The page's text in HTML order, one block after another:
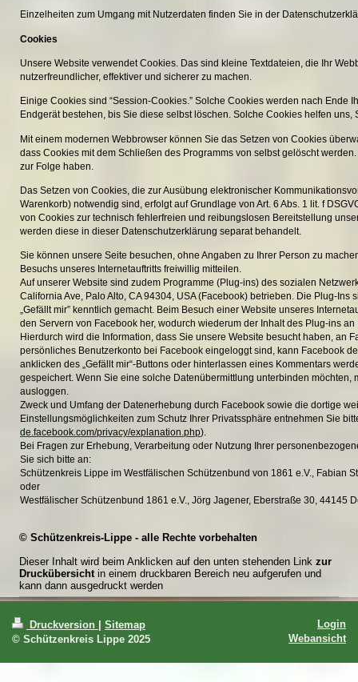
Einzelheiten zum Umgang mit Nutzerdaten finden Sie in der
Cookies
Unsere Website verwendet Cookies. Das sind kleine Textdateien, die Ihr
nutzerfreundlicher, effektiver und sicherer zu machen.
Einige Cookies sind “Session-Cookies.” Solche Cookies werden nach Ende
Endgerät bestehen, bis Sie diese selbst löschen. Solche Cookies helfen
Mit einem modernen Webbrowser können Sie das Setzen von Cookies
dass Cookies mit dem Schließen des Programms von selbst gelöscht
zur Folge haben.
Das Setzen von Cookies, die zur Ausübung elektronischer
Warenkorb) notwendig sind, erfolgt auf Grundlage von Art. 6 Abs. 1 lit. f
von Cookies zur technisch fehlerfreien und reibungslosen Bereitstellung
werden diese in dieser Datenschutzerklärung separat behandelt.
Sie können unsere Seite besuchen, ohne Angaben zu Ihrer Person zu
Besuchs unseres Internetauftritts freiwillig mitteilen.
Auf unserer Website sind zudem Programme (Plug-ins) des sozialen
California Ave, Palo Alto, CA 94304, USA (Facebook) betrieben. Die Plug-
„Gefällt mir” kenntlich gemacht. Beim Besuch einer Website unseres
den Servern von Facebook her, wodurch wiederum der Inhalt des Plug-ins
Hierdurch wird die Information, dass Sie unsere Website besucht haben, an
persönliches Benutzerkonto bei Facebook eingeloggt sind, kann Facebook
anklicken des „Gefällt mir“-Buttons oder hinterlassen eines Kommentars
gespeichert. Wenn Sie eine solche Datenübermittlung unterbinden
ausloggen.
Zweck und Umfang der Datenerhebung durch Facebook sowie die dortige
Einstellungsmöglichkeiten zum Schutz Ihrer Privatssphäre entnehmen Sie
de.facebook.com/privacy/explanation.php).
Bei Fragen zur Erhebung, Verarbeitung oder Nutzung Ihrer
Sie sich bitte an:
Schützenkreis Lippe im Westfälischen Schützenbund von 1861 e.V., Fabian
oder
Westfälischer Schützenbund 1861 e.V., Jörg Jagener, Eberstraße 30, 44145
© Schützenkreis-Lippe - alle Rechte vorbehalten
Dieser Inhalt wird beim Anklicken auf den unten stehenden Link zur
Druckübersichtin einem druckbaren Bereich neu aufgerufen und
kann dann ausgedruckt werden
Druckversion
Sitemap
© Schützenkreis Lippe 2025
Login
Webansicht